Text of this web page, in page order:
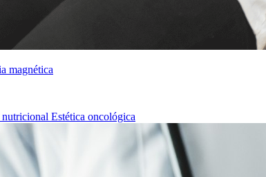
magnética
nutricional Estética oncológica